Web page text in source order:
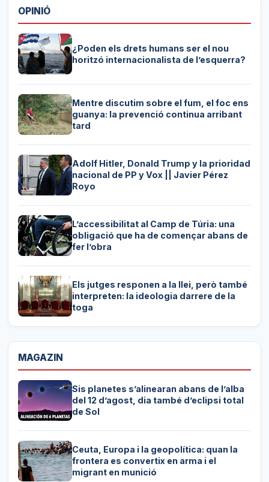
OPINIÓ
¿Poden els drets humans ser el nou
horitzó internacionalista de l’esquerra?
Mentre discutim sobre el fum, el foc ens
guanya: la prevenció continua arribant
tard
Adolf Hitler, Donald Trump y la prioridad
nacional de PP y Vox || Javier Pérez
Royo
L’accessibilitat al Camp de Túria: una
obligació que ha de començar abans de
fer l’obra
Els jutges responen a la llei, però també
interpreten: la ideologia darrere de la
toga
MAGAZIN
Sis planetes s’alinearan abans de l’alba
del 12 d’agost, dia també d’eclipsi total
de Sol
Ceuta, Europa i la geopolítica: quan la
frontera es convertix en arma i el
migrant en munició